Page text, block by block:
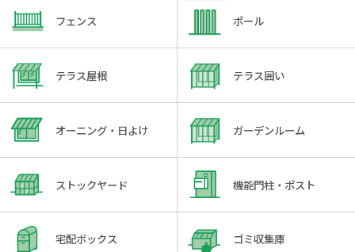
フェンス ポール
テラス屋根 テラス囲い
オーニング・日よけ ガーデンルーム
ストックヤード 機能門柱・ポスト
宅配ボックス ゴミ収集庫